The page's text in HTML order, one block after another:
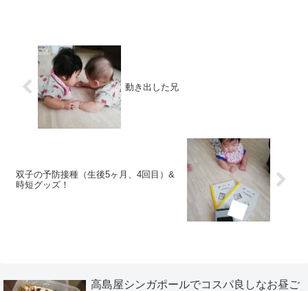
動き出した兄
双子の予防接種（生後5ヶ月、4回目）&
時短グッズ！
高島屋シンガポールでコスパ良しなお昼ご